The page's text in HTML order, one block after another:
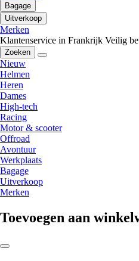
Bagage
Uitverkoop
Merken
Klantenservice in Frankrijk Veilig
Zoeken
Nieuw
Helmen
Heren
Dames
High-tech
Racing
Motor & scooter
Offroad
Avontuur
Werkplaats
Bagage
Uitverkoop
Merken
Toevoegen aan